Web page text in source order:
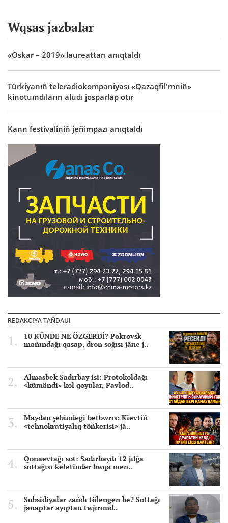
Wqsas jazbalar
«Oskar – 2019» laureattarı anıqtaldı
Türkiyanıñ teleradiokompaniyası «Qazaqfil'mniñ»
kinotuındıların aludı josparlap otır
Kann festivaliniñ jeñimpazı anıqtaldı
REDAKCIYA TAÑDAUI
10 KÜNDE NE ÖZGERDİ? Pokrovsk
mañındağı qasap, dron soğısı jäne j..
Almasbek Sadırbay isi: Protokoldağı
«kümändi» kol qoyular, Pavlod..
Maydan şebindegi betbwrıs: Kievtiñ
«tehnokratiyalıq töñkerisi» jä..
Qonaevtağı sot: Sadırbaydı 12 jılğa
sottağısı keletinder bwqa men..
Subsidiyalar zañdı tölengen be? Sottağı
jauaptar ayıptau twjırımd..